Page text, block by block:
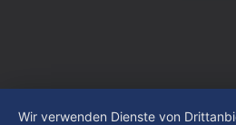
Wir verwenden Dienste von